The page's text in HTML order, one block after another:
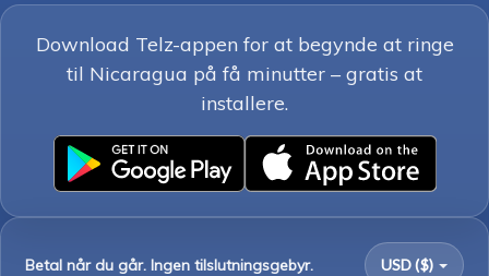
Download Telz-appen for at begynde at ringe
til Nicaragua på få minutter – gratis at
installere.
Betal når du går. Ingen tilslutningsgebyr. USD ($)